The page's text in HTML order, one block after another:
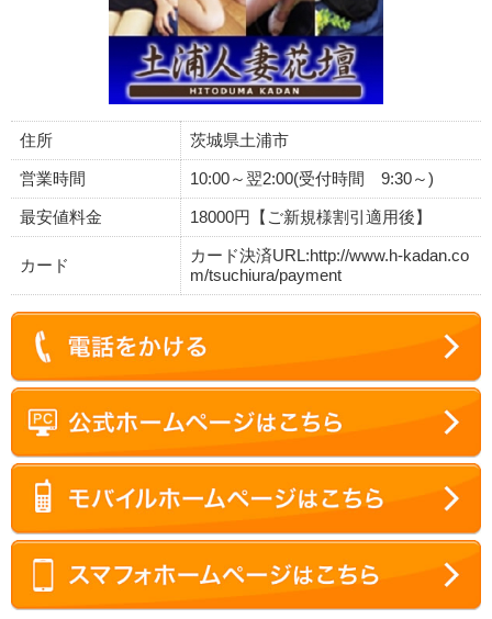
住所 茨城県土浦市
営業時間 10:00～翌2:00(受付時間 9:30～)
最安値料金 18000円【ご新規様割引適用後】
カード
カード決済URL:http://www.h-kadan.co
m/tsuchiura/payment